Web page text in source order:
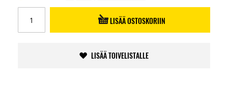
LISÄÄ OSTOSKORIIN
LISÄÄ TOIVELISTALLE